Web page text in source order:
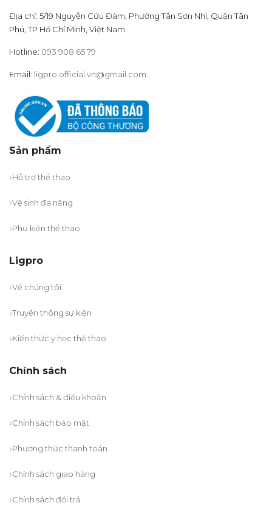
có
thể
trên
sản
Địa chỉ: 5/19 Nguyễn Cửu Đàm, Phường Tân Sơn Nhì, Quận Tân
Phú, TP Hồ Chí Minh, Việt Nam
Hotline: 093 908 65 79
Email: ligpro.official.vn@gmail.com
Sản phẩm
Hỗ trợ thể thao
Vệ sinh đa năng
Phụ kiện thể thao
Ligpro
Về chúng tôi
Truyền thông sự kiện
Kiến thức y học thể thao
Chính sách
Chính sách & điều khoản
Chính sách bảo mật
Phương thức thanh toán
Chính sách giao hàng
Chính sách đổi trả